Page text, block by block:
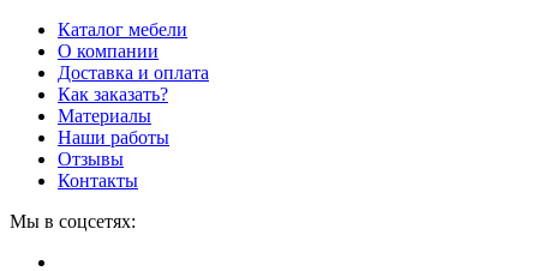
Каталог мебели
О компании
Доставка и оплата
Как заказать?
Материалы
Наши работы
Отзывы
Контакты
Мы в соцсетях: